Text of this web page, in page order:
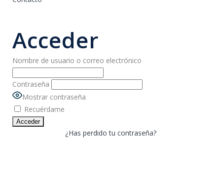
Acceder
Nombre de usuario o correo electrónico
Contraseña
Mostrar contraseña
Recuérdame
¿Has perdido tu contraseña?